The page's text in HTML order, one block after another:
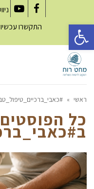
Facebook
התקשרו עכשיו
ראשי »
כל הפוסטים
ב
פתח סרגל נגישות